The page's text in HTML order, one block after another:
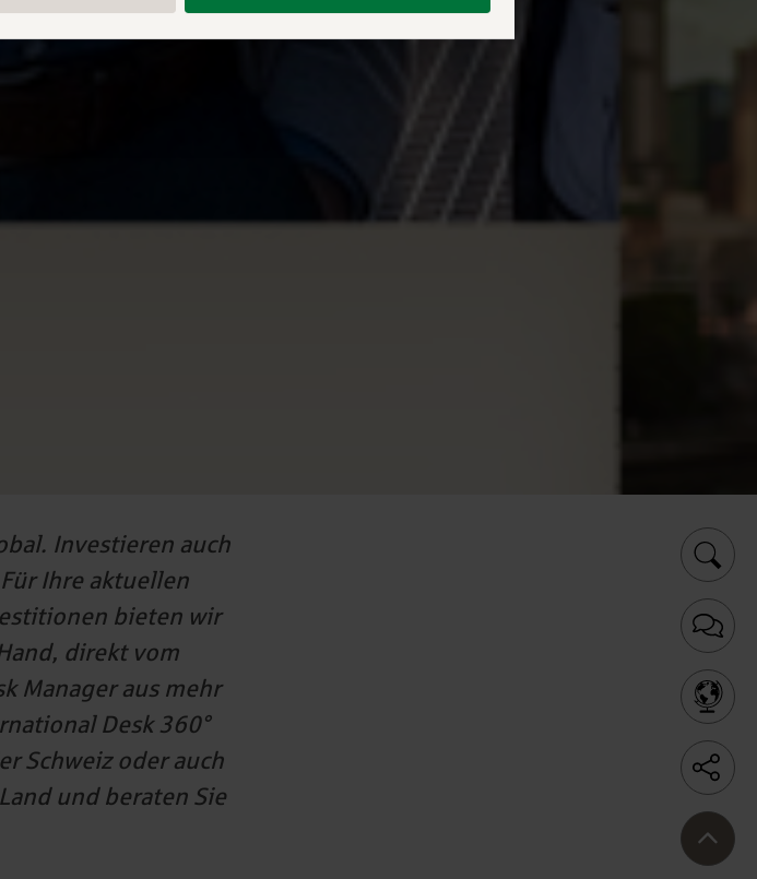
Investieren auch
Ihre aktuellen
bieten wir
direkt vom
Manager aus mehr
Desk 360°
Schweiz oder auch
und beraten Sie